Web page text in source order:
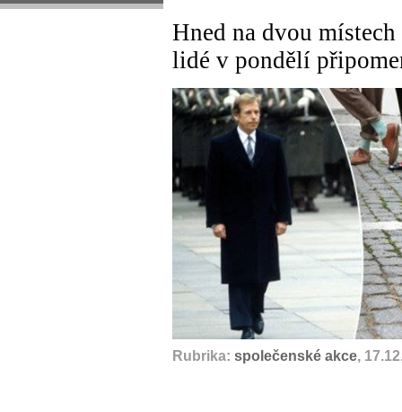
Hned na dvou
lidé v pondělí
Rubrika: společenské akce,